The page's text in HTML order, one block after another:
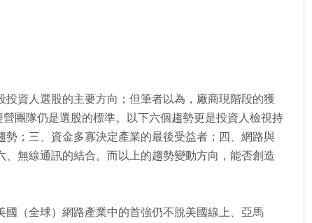
投資人選股的主要方向；但筆者以為，廠商現階段的獲
團隊仍是選股的標準。以下六個趨勢更是投資人檢視持
；三、資金多寡決定產業的最後受益者；四、網路與
無線通訊的結合。而以上的趨勢變動方向，能否創造
（全球）網路產業中的首強仍不脫美國線上、亞馬